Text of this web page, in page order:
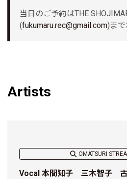
当日のご予約はTHE
(fukumaru.rec@gmail.com)まで
Artists
OMATSURI
Vocal 本間知子 三木智子